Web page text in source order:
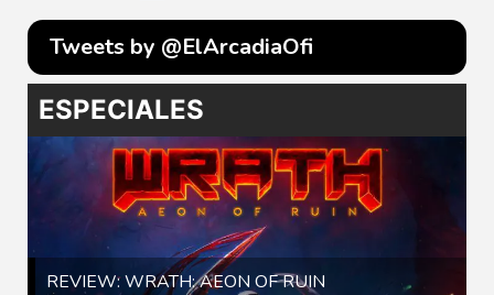
Tweets by @ElArcadiaOfi
ESPECIALES
REVIEW: WRATH: AEON OF RUIN